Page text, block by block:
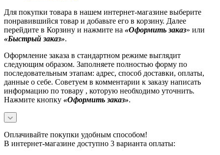
Для покупки товара в нашем интернет-магазине выберите
понравившийся товар и добавьте его в корзину. Далее
перейдите в Корзину и нажмите на «Оформить заказ» или
«Быстрый заказ».
Оформление заказа в стандартном режиме выглядит
следующим образом. Заполняете полностью форму по
последовательным этапам: адрес, способ доставки, оплаты,
данные о себе. Советуем в комментарии к заказу написать
информацию по товару , которую необходимо уточнить.
Нажмите кнопку «Оформить заказ».
Оплачивайте покупки удобным способом!
В интернет-магазине доступно 3 варианта оплаты: